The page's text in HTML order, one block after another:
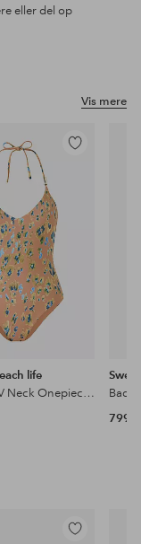
eller del op
Vis mere
Tilføj
life
Badedragt V Neck Onepiece w Bamboo Accessory And Removable Cups
799
Tilføj